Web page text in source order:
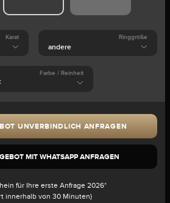
Karat Ringgröße
Farbe / Reinheit
UNVERBINDLICH ANFRAGEN
MIT WHATSAPP ANFRAGEN
für Ihre erste Anfrage 2026*
innerhalb von 30 Minuten)